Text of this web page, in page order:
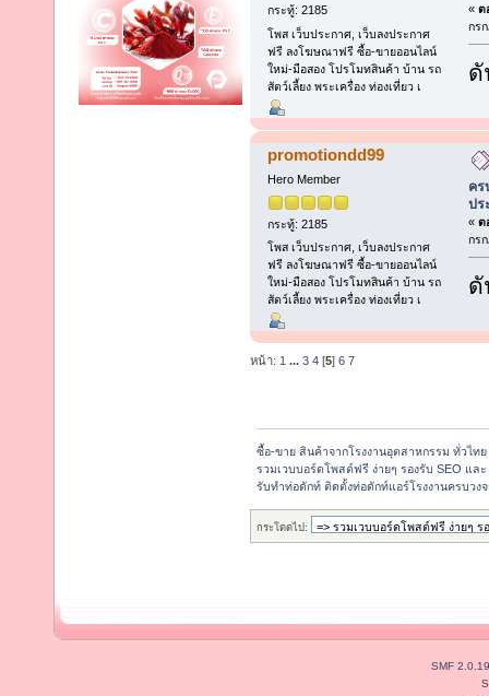
กระทู้: 2185
โพส เว็บประกาศ, เว็บลงประกาศ
ฟรี ลงโฆษณาฟรี ซื้อ-ขายออนไลน์
ใหม่-มือสอง โปรโมทสินค้า บ้าน รถ
สัตว์เลี้ยง พระเครื่อง ท่องเที่ยว เ
« ต
กร
ดั
promotiondd99
Hero Member
กระทู้: 2185
โพส เว็บประกาศ, เว็บลงประกาศ
ฟรี ลงโฆษณาฟรี ซื้อ-ขายออนไลน์
ใหม่-มือสอง โปรโมทสินค้า บ้าน รถ
สัตว์เลี้ยง พระเครื่อง ท่องเที่ยว เ
คร
ปร
« ต
กร
ดั
หน้า: 1 ... 3 4 [5] 6 7
ซื้อ-ขาย สินค้าจากโรงงานอุตสาหกรรม ทั่วไทย
รวมเวบบอร์ดโพสต์ฟรี ง่ายๆ รองรับ SEO แล
รับทำท่อดักท์ ติดตั้งท่อดักท์แอร์โรงงานครบว
กระโดดไป:
SMF 2.0.19